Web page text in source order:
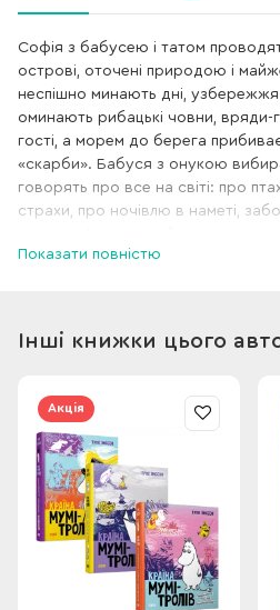
Софія з бабусею і татом
острові, оточені природою і
неспішно минають дні, узбережжя
оминають рибацькі човни, вряди-
гості, а морем до берега
«скарби». Бабуся з онукою
говорять про все на світі: про
страхи, про ночівлю в наметі,
найважливіше: про смерть мами і
Показати повністю
Інші книжки цього
Акція